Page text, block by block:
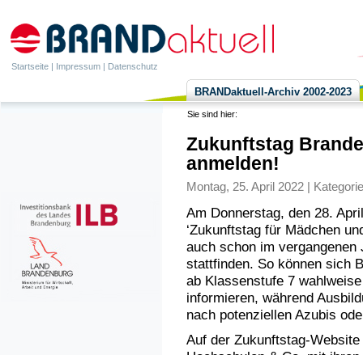
Startseite | Impressum | Datenschutz
BRANDaktuell-Archiv 2002-2023
Sie sind hier:
Zukunftstag
anmelden!
Montag, 25. April 2022 |
Am Donnerstag, den 28.
‘Zukunftstag für Mädchen
auch schon im
stattfinden. So können sich
ab Klassenstufe 7
informieren, während
nach potenziellen Azubis
Auf der Zukunftstag-